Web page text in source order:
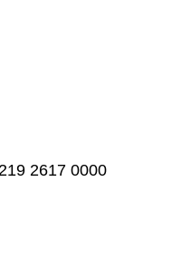
2617 0000